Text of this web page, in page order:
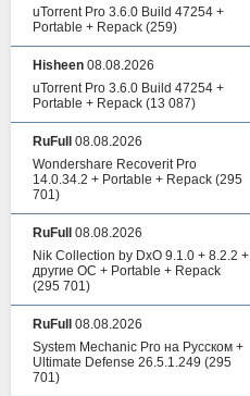
uTorrent Pro 3.6.0 Build 47254 +
Portable + Repack (259)
Hisheen 08.08.2026
uTorrent Pro 3.6.0 Build 47254 +
Portable + Repack (13 087)
RuFull
08.08.2026
Wondershare Recoverit Pro
14.0.34.2 + Portable + Repack (295
701)
RuFull
08.08.2026
Nik Collection by DxO 9.1.0 + 8.2.2 +
другие ОС + Portable + Repack
(295 701)
RuFull
08.08.2026
System Mechanic Pro на Русском +
Ultimate Defense 26.5.1.249 (295
701)